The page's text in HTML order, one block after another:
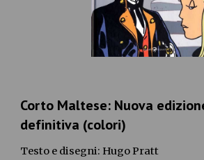
Corto Maltese: Nuova
definitiva (colori)
Testo e disegni: Hugo Pratt